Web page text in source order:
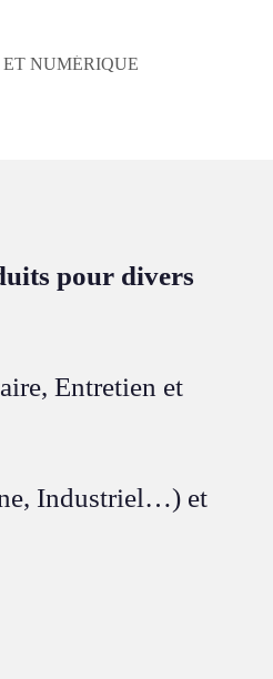
pour divers
Entretien et
Industriel…) et